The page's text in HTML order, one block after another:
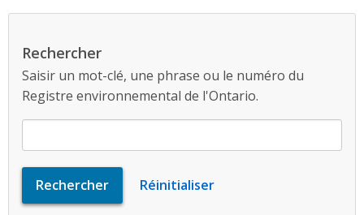
Rechercher
Saisir un mot-clé, une phrase ou le numéro du
Registre environnemental de l'Ontario.